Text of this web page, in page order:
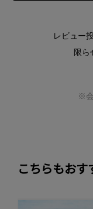
レビュー
限ら
※
こちらもおす